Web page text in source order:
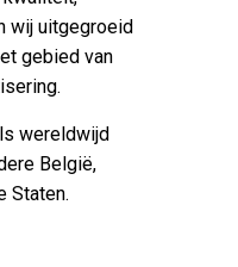
wij uitgegroeid
gebied van
wereldwijd
België,
Staten.